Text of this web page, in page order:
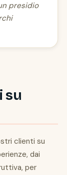
presidio
su
clienti su
dai
per